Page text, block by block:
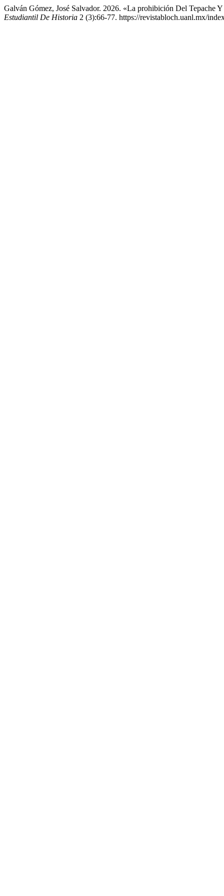
Galván Gómez, José Salvador. 2026. «La prohibición Del
Estudiantil De Historia 2 (3):66-77. https://revistabloch.uanl.mx/